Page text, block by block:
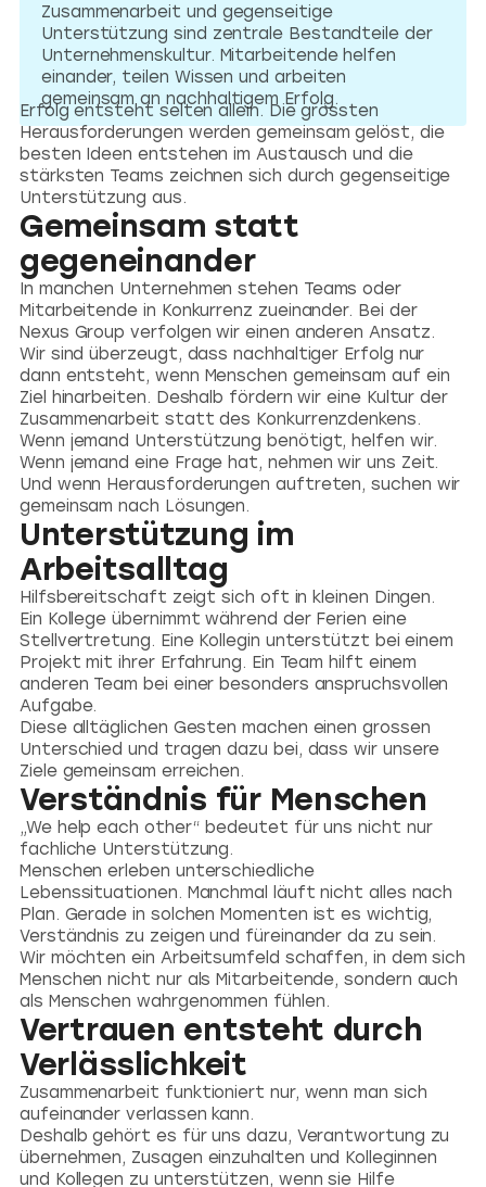
Zusammenarbeit und gegenseitige
Unterstützung sind zentrale Bestandteile der
Unternehmenskultur. Mitarbeitende helfen
einander, teilen Wissen und arbeiten
gemeinsam an nachhaltigem Erfolg.
Erfolg entsteht selten allein. Die grössten
Herausforderungen werden gemeinsam gelöst, die
besten Ideen entstehen im Austausch und die
stärksten Teams zeichnen sich durch gegenseitige
Unterstützung aus.
Gemeinsam statt
gegeneinander
In manchen Unternehmen stehen Teams oder
Mitarbeitende in Konkurrenz zueinander. Bei der
Nexus Group verfolgen wir einen anderen Ansatz.
Wir sind überzeugt, dass nachhaltiger Erfolg nur
dann entsteht, wenn Menschen gemeinsam auf ein
Ziel hinarbeiten. Deshalb fördern wir eine Kultur der
Zusammenarbeit statt des Konkurrenzdenkens.
Wenn jemand Unterstützung benötigt, helfen wir.
Wenn jemand eine Frage hat, nehmen wir uns Zeit.
Und wenn Herausforderungen auftreten, suchen wir
gemeinsam nach Lösungen.
Unterstützung im
Arbeitsalltag
Hilfsbereitschaft zeigt sich oft in kleinen Dingen.
Ein Kollege übernimmt während der Ferien eine
Stellvertretung. Eine Kollegin unterstützt bei einem
Projekt mit ihrer Erfahrung. Ein Team hilft einem
anderen Team bei einer besonders anspruchsvollen
Aufgabe.
Diese alltäglichen Gesten machen einen grossen
Unterschied und tragen dazu bei, dass wir unsere
Ziele gemeinsam erreichen.
Verständnis für Menschen
„We help each other“ bedeutet für uns nicht nur
fachliche Unterstützung.
Menschen erleben unterschiedliche
Lebenssituationen. Manchmal läuft nicht alles nach
Plan. Gerade in solchen Momenten ist es wichtig,
Verständnis zu zeigen und füreinander da zu sein.
Wir möchten ein Arbeitsumfeld schaffen, in dem sich
Menschen nicht nur als Mitarbeitende, sondern auch
als Menschen wahrgenommen fühlen.
Vertrauen entsteht durch
Verlässlichkeit
Zusammenarbeit funktioniert nur, wenn man sich
aufeinander verlassen kann.
Deshalb gehört es für uns dazu, Verantwortung zu
übernehmen, Zusagen einzuhalten und Kolleginnen
und Kollegen zu unterstützen, wenn sie Hilfe